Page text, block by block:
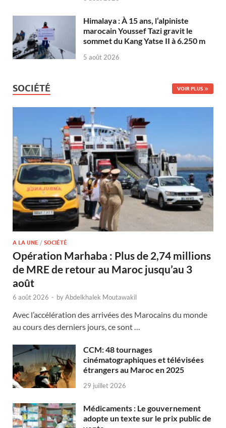
Himalaya : À 15 ans, l’alpiniste
marocain Youssef Tazi gravit le
sommet du Kang Yatse II à 6.250 m
5 août 2026
SOCIÉTÉ VOIR PLUS
A LA UNE / SOCIÉTÉ
Opération Marhaba : Plus de 2,74 millions
de MRE de retour au Maroc jusqu’au 3
août
6 août 2026 - byAbdelkhalek Moutawakil
Avec l’accélération des arrivées des Marocains du monde
au cours des derniers jours, ce sont …
CCM: 48 tournages
cinématographiques et télévisées
étrangers au Maroc en 2025
29 juillet 2026
Médicaments : Le gouvernement
adopte un texte sur le prix public de